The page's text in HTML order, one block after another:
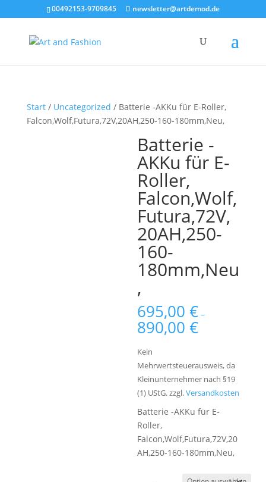
00492153-9709845 newsletter@artdemod.de
Start/ Uncategorized / Batterie -AKKu für E-Roller,
Falcon,Wolf,Futura,72V,20AH,250-160-180mm,Neu,
Batterie -
AKKu für E-
Roller,
Falcon,Wolf,
Futura,72V,
20AH,250-
160-
180mm,Neu
,
695,00€ –
890,00€
Kein
Mehrwertsteuerausweis, da
Kleinunternehmer nach §19
(1) UStG.zzgl.Versandkosten
Batterie -AKKu für E-
Roller,
Falcon,Wolf,Futura,72V,20
AH,250-160-180mm,Neu,